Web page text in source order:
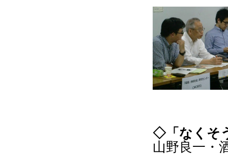
◇「なくそ
山野良一・